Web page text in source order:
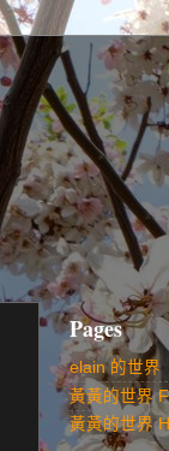
Pages
elain 的世界
黃黃的世界
黃黃的世界